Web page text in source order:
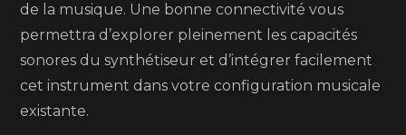
de la musique. Une bonne connectivité vous
permettra d’explorer pleinement les capacités
sonores du synthétiseur et d’intégrer facilement
cet instrument dans votre configuration musicale
existante.